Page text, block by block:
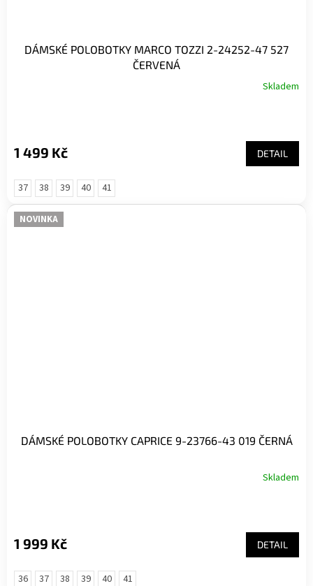
DÁMSKÉ POLOBOTKY MARCO TOZZI 2-24252-47 527
ČERVENÁ
Skladem
1 499 Kč DETAIL
37 38 39 40 41
NOVINKA
DÁMSKÉ POLOBOTKY CAPRICE 9-23766-43 019 ČERNÁ
Skladem
1 999 Kč DETAIL
36 37 38 39 40 41